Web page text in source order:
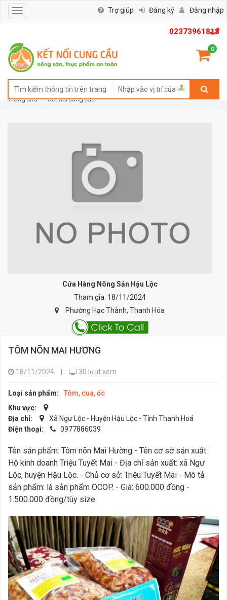
02373961818
0
Toggle
navigation
Trợ giúp Đăng ký Đăng nhập
Trang chủ Kết nối cung cầu
Cửa Hàng Nông Sản Hậu Lộc
Tham gia: 18/11/2024
Phường Hạc Thành, Thanh Hóa
TÔM NÕN MAI HƯƠNG
18/11/2024 30 lượt xem
Loại sản phẩm:
Tôm, cua, ốc
Khu vực:
Địa chỉ:
Xã Ngư Lộc - Huyện Hậu Lộc - Tỉnh Thanh Hoá
Điện thoại:
0977886039
Tên sản phẩm: Tôm nõn Mai Hường - Tên cơ sở sản xuất:
Hộ kinh doanh Triệu Tuyết Mai - Địa chỉ sản xuất: xã Ngư
Lộc, huyện Hậu Lộc. - Chủ cơ sở: Triệu Tuyết Mai - Mô tả
sản phẩm: là sản phẩm OCOP. - Giá: 600.000 đồng -
1.500.000 đồng/tùy size.